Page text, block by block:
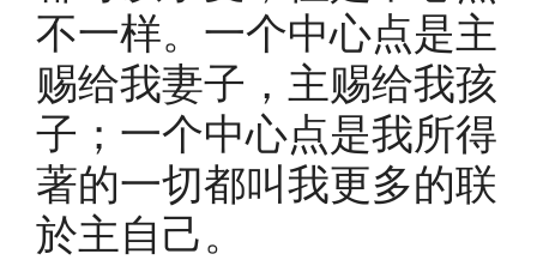
不一样。一个中心点是主
赐给我妻子，主赐给我孩
子；一个中心点是我所得
著的一切都叫我更多的联
於主自己。